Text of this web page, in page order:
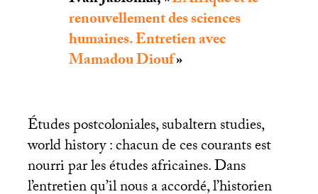
renouvellement des sciences
humaines. Entretien avec
Mamadou Diouf»
Études postcoloniales, subaltern studies,
world history : chacun de ces courants est
nourri par les études africaines. Dans
l’entretien qu’il nous a accordé, l’historien